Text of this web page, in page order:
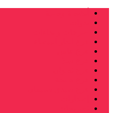
أنشطة وطنية
ندوات
صرخات و نداءات
فرع الدار البيضاء
فرع فاس
فرع سلا
فرع تطوان
فرع طنجة
فرع سيدي سليمان
إصدارات
تصريحات